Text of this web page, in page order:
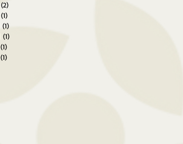
(2)
(1)
(1)
(1)
(1)
(1)